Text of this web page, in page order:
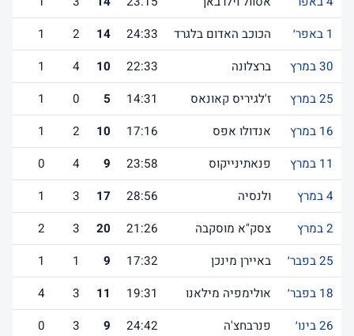
1 באפר׳
הכוכב האדום בלגרד 24:33
14
2
1
30 במרץ
ברצלונה 22:33
10
4
1
25 במרץ
ז'לגיריס קאונאס 14:31
5
0
1
16 במרץ
אנדולו אפס 17:16
10
2
1
11 במרץ
פנאתינייקוס 23:58
9
4
0
4 במרץ
ולנסיה 28:56
17
3
1
2 במרץ
צסק"א מוסקבה 21:26
20
3
2
25 בפבר׳
באיירן מינכן 17:32
9
1
1
18 בפבר׳
אולימפיה מילאנו 19:31
11
3
4
26 בינו׳
פנרבחצ'ה 24:42
9
3
0